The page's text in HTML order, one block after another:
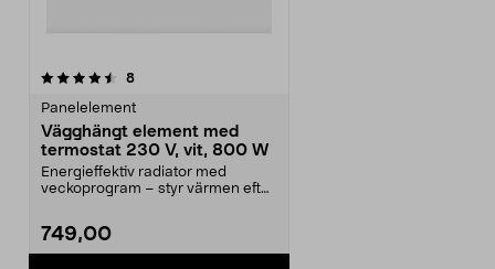
8recensioner
Panelelement
Vägghängt element med
termostat 230 V, vit, 800 W
Energieffektiv radiator med
veckoprogram – styr värmen efter
749,00